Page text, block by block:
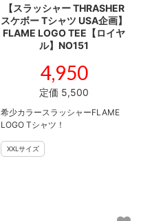
【スラッシャー THRASHER
スケボー Tシャツ USA企画】
FLAME LOGO TEE【ロイヤ
ル】NO151
4,950
定価 5,500
希少カラースラッシャーFLAME
LOGO Tシャツ！